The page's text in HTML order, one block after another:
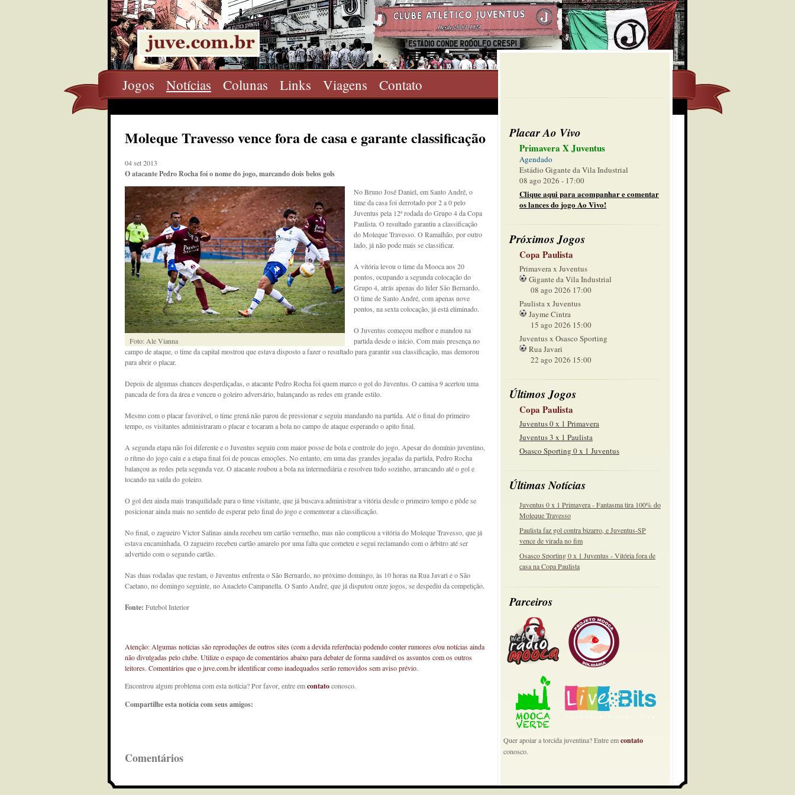
Jogos Notícias Colunas Links Viagens Contato
Placar Ao Vivo
Primavera X Juventus
Agendado
Estádio Gigante da Vila Industrial
08 ago 2026 - 17:00
Clique aqui para acompanhar e comentar
os lances do jogo Ao Vivo!
Próximos Jogos
Copa Paulista
Primavera x Juventus
Gigante da Vila Industrial
08 ago 2026 17:00
Paulista x Juventus
Jayme Cintra
15 ago 2026 15:00
Juventus x Osasco Sporting
Rua Javari
22 ago 2026 15:00
Últimos Jogos
Copa Paulista
Juventus 0 x 1 Primavera
Juventus 3 x 1 Paulista
Osasco Sporting 0 x 1 Juventus
Últimas Notícias
Juventus 0 x 1 Primavera - Fantasma tira 100% do
Moleque Travesso
Paulista faz gol contra bizarro, e Juventus-SP
vence de virada no fim
Osasco Sporting 0 x 1 Juventus - Vitória fora de
casa na Copa Paulista
Parceiros
Quer apoiar a torcida juventina? Entre emcontato
conosco.
Moleque Travesso vence fora de casa e garante classificação
04 set 2013
O atacante Pedro Rocha foi o nome do jogo, marcando dois belos gols
Foto: Ale Vianna
No Bruno José Daniel, em Santo André, o
time da casa foi derrotado por 2 a 0 pelo
Juventus pela 12ª rodada do Grupo 4 da Copa
Paulista. O resultado garantiu a classificação
do Moleque Travesso. O Ramalhão, por outro
lado, já não pode mais se classificar.
A vitória levou o time da Mooca aos 20
pontos, ocupando a segunda colocação do
Grupo 4, atrás apenas do líder São Bernardo.
O time de Santo André, com apenas nove
pontos, na sexta colocação, já está eliminado.
O Juventus começou melhor e mandou na
partida desde o início. Com mais presença no
campo de ataque, o time da capital mostrou que estava disposto a fazer o resultado para garantir sua classificação, mas demorou
para abrir o placar.
Depois de algumas chances desperdiçadas, o atacante Pedro Rocha foi quem marco o gol do Juventus. O camisa 9 acertou uma
pancada de fora da área e venceu o goleiro adversário, balançando as redes em grande estilo.
Mesmo com o placar favorável, o time grená não parou de pressionar e seguiu mandando na partida. Até o final do primeiro
tempo, os visitantes administraram o placar e tocaram a bola no campo de ataque esperando o apito final.
A segunda etapa não foi diferente e o Juventus seguiu com maior posse de bola e controle do jogo. Apesar do domínio juventino,
o ritmo do jogo caiu e a etapa final foi de poucas emoções. No entanto, em uma das grandes jogadas da partida, Pedro Rocha
balançou as redes pela segunda vez. O atacante roubou a bola na intermediária e resolveu tudo sozinho, arrancando até o gol e
tocando na saída do goleiro.
O gol deu ainda mais tranquilidade para o time visitante, que já buscava administrar a vitória desde o primeiro tempo e pôde se
posicionar ainda mais no sentido de esperar pelo final do jogo e comemorar a classificação.
No final, o zagueiro Victor Salinas ainda recebeu um cartão vermelho, mas não complicou a vitória do Moleque Travesso, que já
estava encaminhada. O zagueiro recebeu cartão amarelo por uma falta que cometeu e segui reclamando com o árbitro até ser
advertido com o segundo cartão.
Nas duas rodadas que restam, o Juventus enfrenta o São Bernardo, no próximo domingo, às 10 horas na Rua Javari e o São
Caetano, no domingo seguinte, no Anacleto Campanella. O Santo André, que já disputou onze jogos, se despediu da competição.
Fonte: Futebol Interior
Atenção: Algumas notícias são reproduções de outros sites (com a devida referência) podendo conter rumores e/ou notícias ainda
não divulgadas pelo clube. Utilize o espaço de comentários abaixo para debater de forma saudável os assuntos com os outros
leitores. Comentários que o juve.com.br identificar como inadequados serão removidos sem aviso prévio.
Encontrou algum problema com esta notícia? Por favor, entre emcontatoconosco.
Compartilhe esta notícia com seus amigos:
Comentários